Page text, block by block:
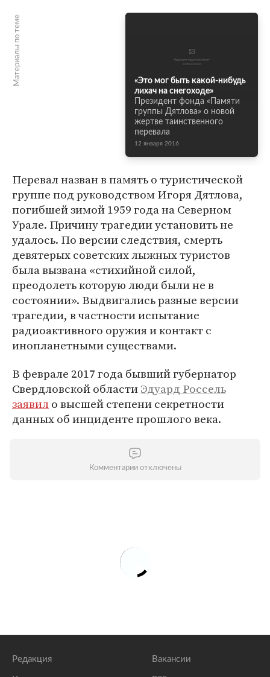
Материалы по теме
«Это мог быть какой-нибудь
лихач на снегоходе»
Президент фонда «Памяти
группы Дятлова» о новой
жертве таинственного
перевала
12 января 2016
Перевал назван в память о туристической
группе под руководством Игоря Дятлова,
погибшей зимой 1959 года на Северном
Урале. Причину трагедии установить не
удалось. По версии следствия, смерть
девятерых советских лыжных туристов
была вызвана «стихийной силой,
преодолеть которую люди были не в
состоянии». Выдвигались разные версии
трагедии, в частности испытание
радиоактивного оружия и контакт с
инопланетными существами.
В феврале 2017 года бывший губернатор
Свердловской областиЭдуард Россель
заявило высшей степени секретности
данных об инциденте прошлого века.
Комментарии отключены
Редакция Вакансии